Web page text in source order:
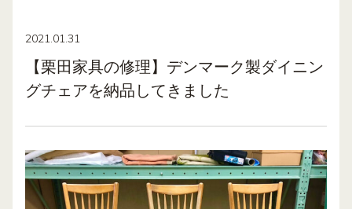
2021.01.31
【栗田家具の修理】デンマーク製ダイニン
グチェアを納品してきました